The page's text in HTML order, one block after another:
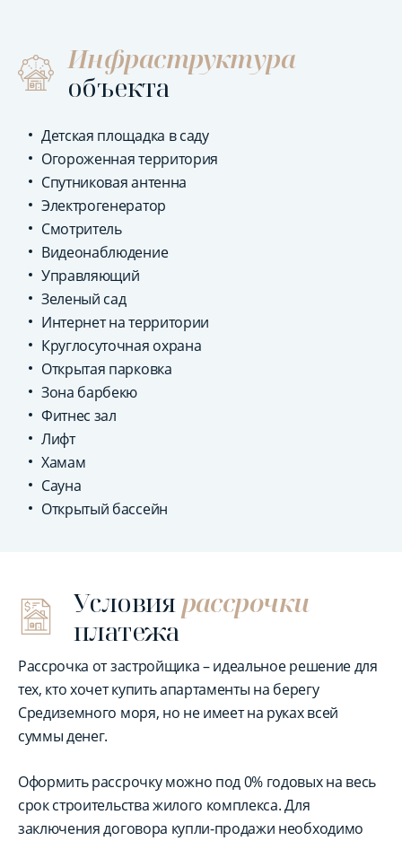
Инфраструктура
объекта
Детская площадка в саду
Огороженная территория
Спутниковая антенна
Электрогенератор
Смотритель
Видеонаблюдение
Управляющий
Зеленый сад
Интернет на территории
Круглосуточная охрана
Открытая парковка
Зона барбекю
Фитнес зал
Лифт
Хамам
Сауна
Открытый бассейн
Условиярассрочки
платежа
Рассрочка от застройщика – идеальное решение для
тех, кто хочет купить апартаменты на берегу
Средиземного моря, но не имеет на руках всей
суммы денег.
Оформить рассрочку можно под 0% годовых на весь
срок строительства жилого комплекса. Для
заключения договора купли-продажи необходимо